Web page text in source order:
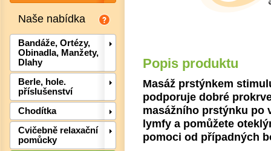
Naše nabídka
Bandáže, Ortézy,
Obinadla, Manžety,
Dlahy
Berle, hole.
příslušenství
Chodítka
Cvičebně relaxační
pomůcky
Popis produktu
Masáž prstýnkem
podporuje dobré
masážního prstýnku po
lymfy a pomůžete
pomoci od případných